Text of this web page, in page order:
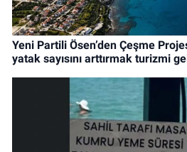
Yeni Partili Ösen’den Çeşme
yatak sayısını arttırmak turizmi